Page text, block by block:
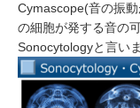
Cymascope(音の振
の細胞が発する音の
Sonocytologyと言いま